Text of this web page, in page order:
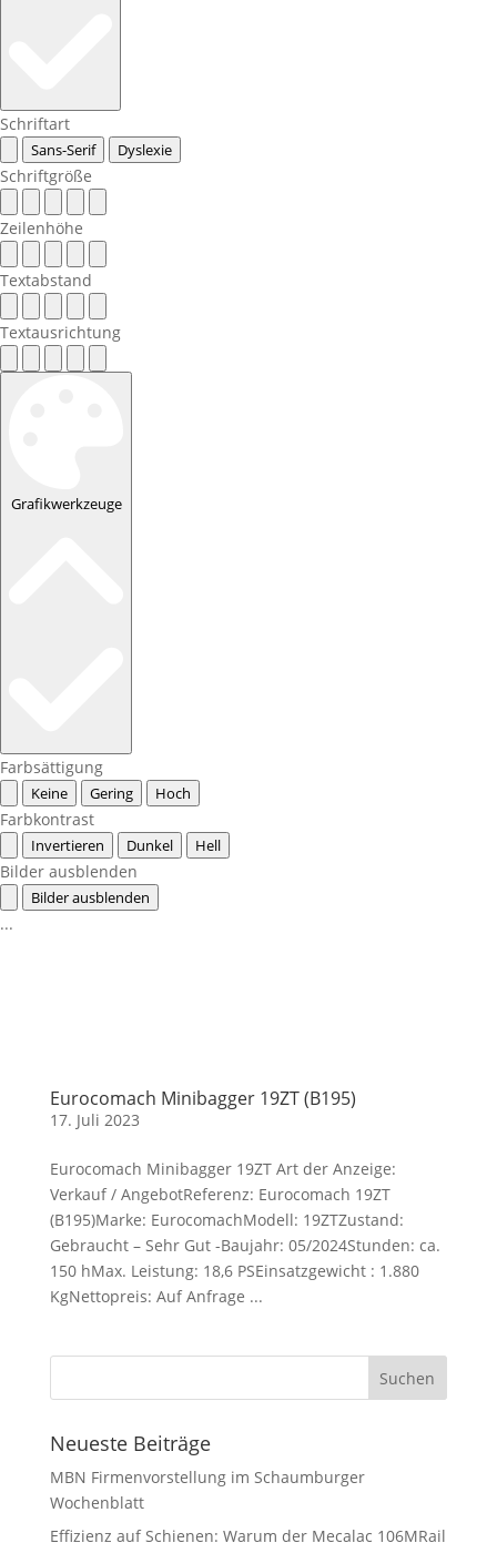
Schriftart
Sans-Serif Dyslexie
Schriftgröße
Zeilenhöhe
Textabstand
Textausrichtung
Grafikwerkzeuge
Farbsättigung
Keine Gering Hoch
Farbkontrast
Invertieren Dunkel Hell
Bilder ausblenden
Bilder ausblenden
...
Eurocomach Minibagger 19ZT (B195)
17. Juli 2023
Eurocomach Minibagger 19ZT Art der Anzeige:
Verkauf / AngebotReferenz: Eurocomach 19ZT
(B195)Marke: EurocomachModell: 19ZTZustand:
Gebraucht – Sehr Gut -Baujahr: 05/2024Stunden: ca.
150 hMax. Leistung: 18,6 PSEinsatzgewicht : 1.880
KgNettopreis: Auf Anfrage ...
Neueste Beiträge
MBN Firmenvorstellung im Schaumburger
Wochenblatt
Effizienz auf Schienen: Warum der Mecalac 106MRail